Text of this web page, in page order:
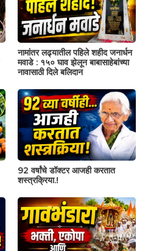
नामांतर लढ्यातील पहिले शहीद जनार्धन
मवाडे : १५० घाव झेलून बाबासाहेबांच्या
नावासाठी दिले बलिदान
92 वर्षांचे डॉक्टर आजही करतात
शस्त्रक्रिया.!